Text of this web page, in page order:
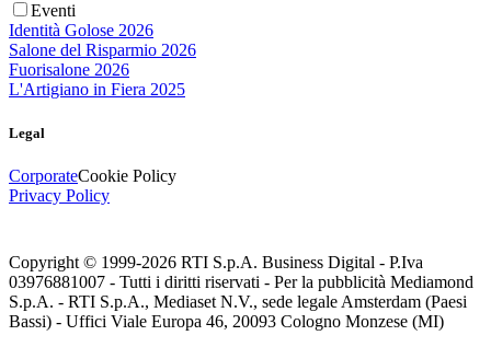
Eventi
Identità Golose 2026
Salone del Risparmio 2026
Fuorisalone 2026
L'Artigiano in Fiera 2025
Legal
CorporateCookie Policy
Privacy Policy
Copyright © 1999-2026 RTI S.p.A. Business Digital - P.Iva
03976881007 - Tutti i diritti riservati - Per la pubblicità Mediamond
S.p.A. - RTI S.p.A., Mediaset N.V., sede legale Amsterdam (Paesi
Bassi) - Uffici Viale Europa 46, 20093 Cologno Monzese (MI)